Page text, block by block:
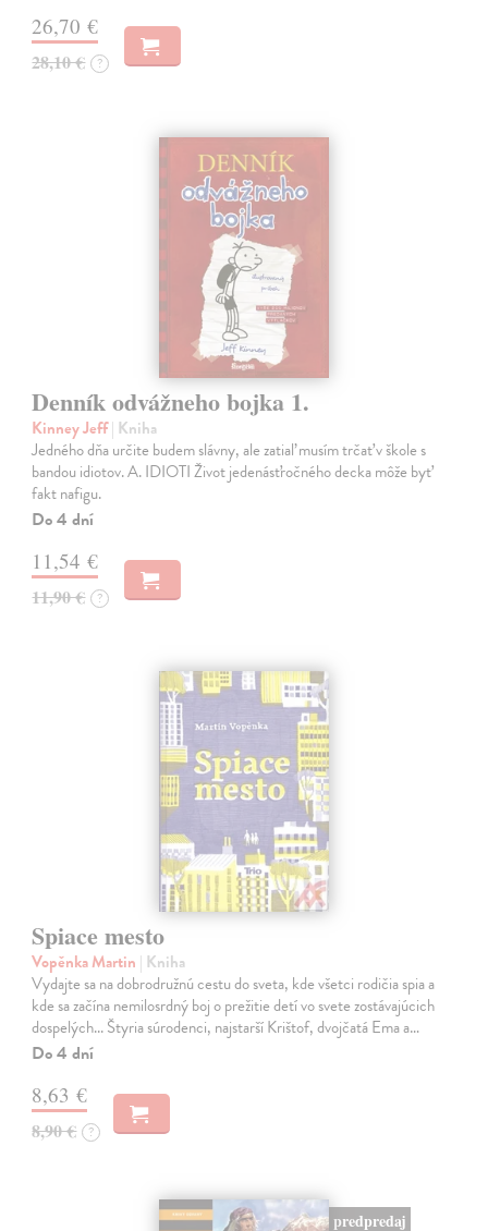
26,70 €
28,10 € ?
Denník odvážneho bojka 1.
Kinney Jeff| Kniha
Jedného dňa určite budem slávny, ale zatiaľ musím trčať v škole s
bandou idiotov. A. IDIOTI Život jedenásťročného decka môže byť
fakt nafigu.
Do 4 dní
11,54 €
11,90 € ?
Spiace mesto
Vopěnka Martin | Kniha
Vydajte sa na dobrodružnú cestu do sveta, kde všetci rodičia spia a
kde sa začína nemilosrdný boj o prežitie detí vo svete zostávajúcich
dospelých... Štyria súrodenci, najstarší Krištof, dvojčatá Ema a…
Do 4 dní
8,63 €
8,90 € ?
predpredaj